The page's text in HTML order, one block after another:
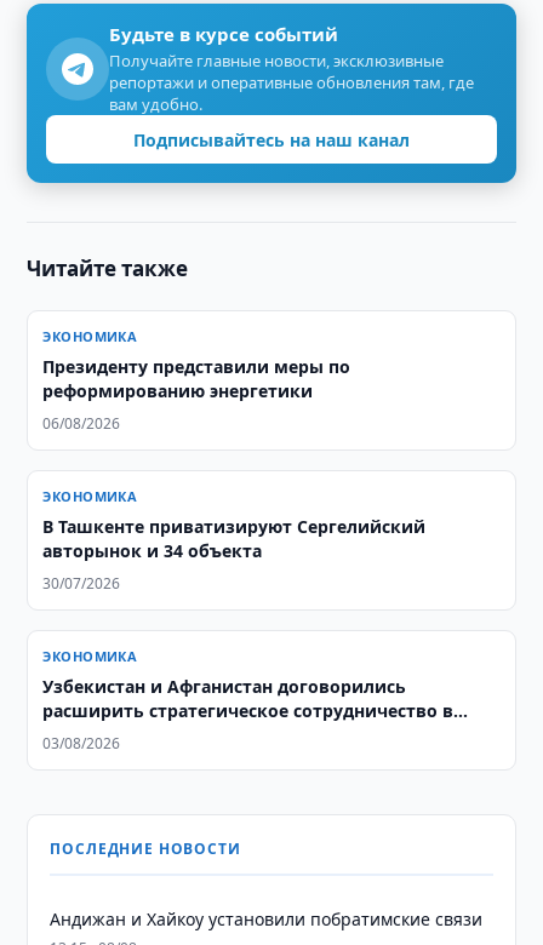
Будьте в курсе событий
Получайте главные новости, эксклюзивные
репортажи и оперативные обновления там, где
вам удобно.
Подписывайтесь на наш канал
Читайте также
ЭКОНОМИКА
Президенту представили меры по
реформированию энергетики
06/08/2026
ЭКОНОМИКА
В Ташкенте приватизируют Сергелийский
авторынок и 34 объекта
30/07/2026
ЭКОНОМИКА
Узбекистан и Афганистан договорились
расширить стратегическое сотрудничество в
энергетике
03/08/2026
ПОСЛЕДНИЕ НОВОСТИ
Андижан и Хайкоу установили побратимские связи